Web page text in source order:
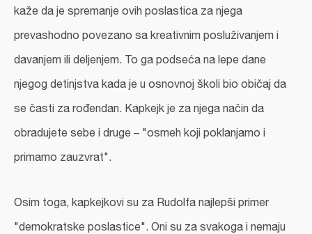
kaže da je spremanje ovih poslastica za njega
prevashodno povezano sa kreativnim posluživanjem i
davanjem ili deljenjem. To ga podseća na lepe dane
njegog detinjstva kada je u osnovnoj školi bio običaj da
se časti za rođendan. Kapkejk je za njega način da
obradujete sebe i druge – "osmeh koji poklanjamo i
primamo zauzvrat".
Osim toga, kapkejkovi su za Rudolfa najlepši primer
"demokratske poslastice". Oni su za svakoga i nemaju